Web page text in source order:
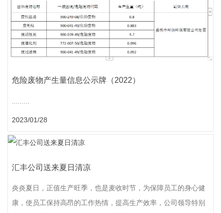
危险废物产生量信息公示牌（2022）
2023/01/28
汇丰公司送来夏日清凉
炎炎夏日，正值生产旺季，也是麦收时节，为保障员工的身心健
康，使员工保持高昂的工作热情，提高生产效率，公司领导特别